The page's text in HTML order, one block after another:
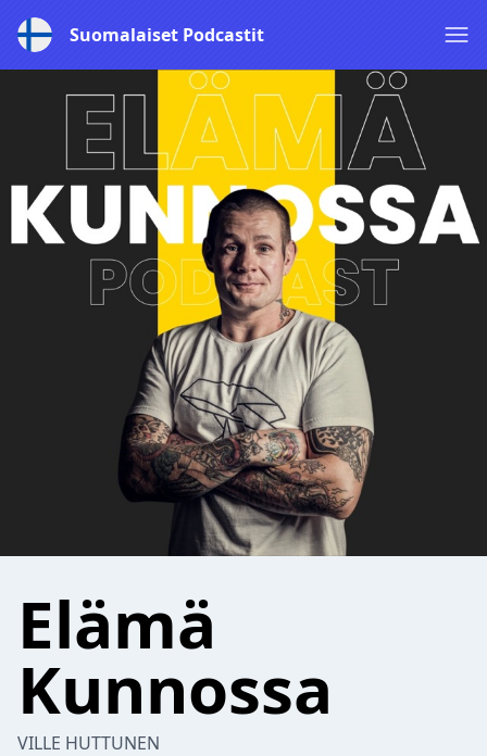
Suomalaiset Podcastit
Elämä
Kunnossa
VILLE HUTTUNEN